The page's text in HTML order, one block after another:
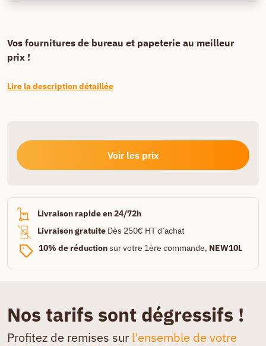
Vos fournitures de bureau et papeterie au meilleur
prix !
Lire la description détaillée
Voir les prix
Livraison rapide en 24/72h
Livraison gratuite Dès 250€ HT d’achat
10% de réductionsur votre 1ère commande, NEW10L
Nos tarifs sont dégressifs !
Profitez de remises sur l'ensemble de votre